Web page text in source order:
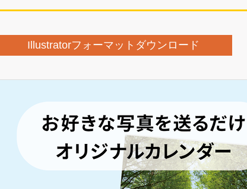
Illustratorフォーマットダウンロード